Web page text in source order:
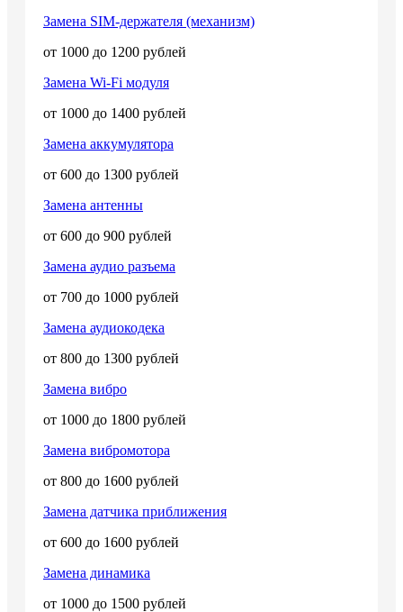
Замена SIM-держателя (механизм)
от 1000 до 1200 рублей
Замена Wi-Fi модуля
от 1000 до 1400 рублей
Замена аккумулятора
от 600 до 1300 рублей
Замена антенны
от 600 до 900 рублей
Замена аудио разъема
от 700 до 1000 рублей
Замена аудиокодека
от 800 до 1300 рублей
Замена вибро
от 1000 до 1800 рублей
Замена вибромотора
от 800 до 1600 рублей
Замена датчика приближения
от 600 до 1600 рублей
Замена динамика
от 1000 до 1500 рублей